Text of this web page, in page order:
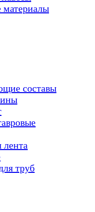
материалы
составы
лента
труб